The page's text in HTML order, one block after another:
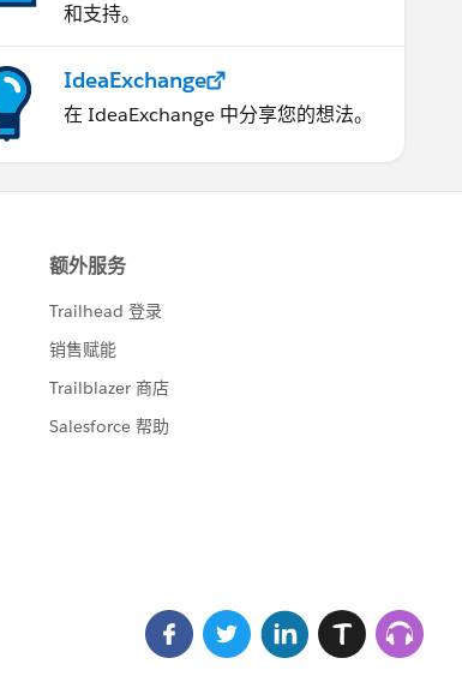
和支持。
IdeaExchange
在 IdeaExchange 中分享您的想法。